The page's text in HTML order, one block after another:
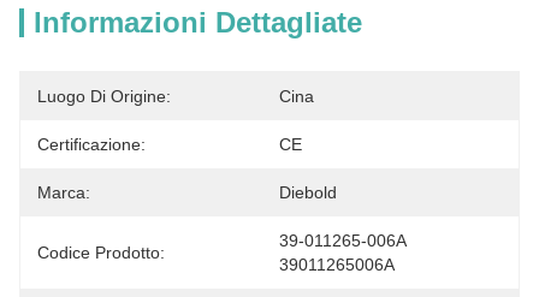
Informazioni Dettagliate
Luogo Di Origine: Cina
Certificazione: CE
Marca: Diebold
Codice Prodotto:
39-011265-006A
39011265006A